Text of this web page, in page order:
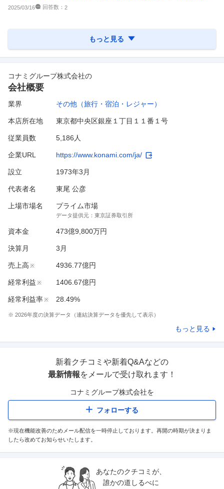
どのような事...
2025/03/16 回答数： 2
もっと見る
コナミグループ株式会社の
会社概要
業界 その他（旅行・宿泊・レジャー）
本店所在地 東京都中央区銀座１丁目１１番１号
従業員数 5,186人
企業URL https://www.konami.com/ja/
設立 1973年3月
代表者名 東尾 公彦
上場市場名 プライム市場
データ提供元： 東京証券取引所
資本金 473億9,800万円
決算月 3 月
売上高 ※ 4936.77億円
経常利益 ※ 1406.67億円
経常利益率※ 28.49%
※ 2026年度の決算データ（連結決算データを優先して表示）
もっと見る
新着クチコミや新着Q&Aなどの
最新情報をメールで受け取れます！
コナミグループ株式会社を
フォローする
※現在機能改善のためメール配信を一時停止しております。再開の時期が決まりま
したら改めてお知らせいたします。
あなたのクチコミが、
誰かの道しるべに